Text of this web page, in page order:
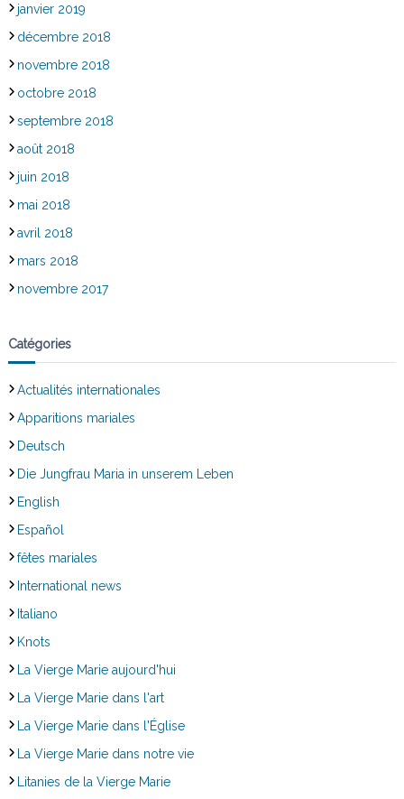
janvier 2019
décembre 2018
novembre 2018
octobre 2018
septembre 2018
août 2018
juin 2018
mai 2018
avril 2018
mars 2018
novembre 2017
Catégories
Actualités internationales
Apparitions mariales
Deutsch
Die Jungfrau Maria in unserem Leben
English
Español
fêtes mariales
International news
Italiano
Knots
La Vierge Marie aujourd'hui
La Vierge Marie dans l'art
La Vierge Marie dans l'Église
La Vierge Marie dans notre vie
Litanies de la Vierge Marie